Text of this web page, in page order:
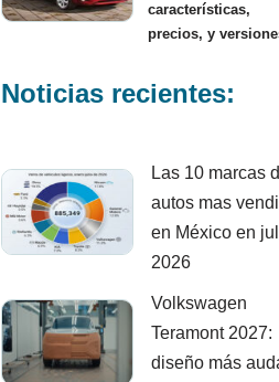
características,
precios, y
Noticias recientes:
Las 10 marcas
autos mas
en México en
2026
Volkswagen
Teramont 2027:
diseño más